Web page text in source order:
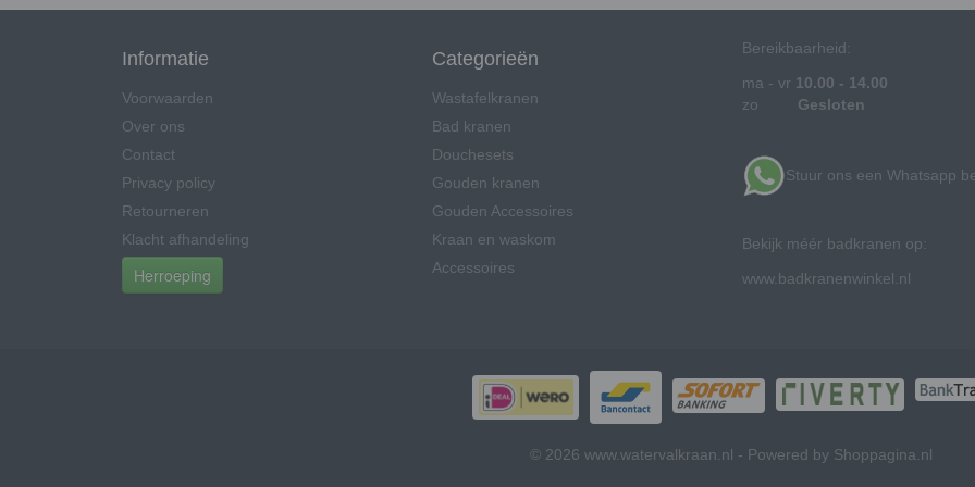
Informatie
Voorwaarden
Over ons
Contact
Privacy policy
Retourneren
Klacht afhandeling
Herroeping
Categorieën
Wastafelkranen
Bad kranen
Douchesets
Gouden kranen
Gouden Accessoires
Kraan en waskom
Accessoires
Bereikbaarheid:
ma - vr 10.00 - 14.00
zo Gesloten
Stuur ons een Whatsapp
Bekijk méér badkranen op:
www.badkranenwinkel.nl
© 2026 www.watervalkraan.nl - Powered by Shoppagina.nl